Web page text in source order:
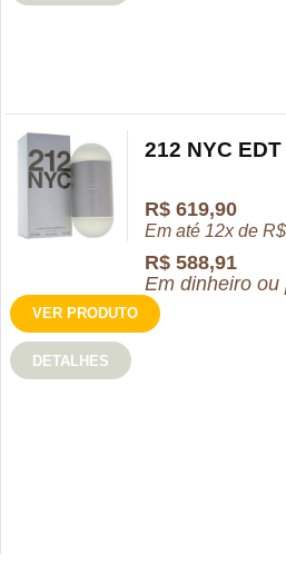
212 NYC
R$ 619,90
Em até 12x deR$
R$ 588,91
Em dinheiro ou
VER PRODUTO
DETALHES